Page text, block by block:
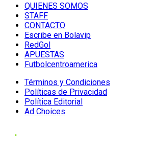
QUIENES SOMOS
STAFF
CONTACTO
Escribe en Bolavip
RedGol
APUESTAS
Futbolcentroamerica
Términos y Condiciones
Políticas de Privacidad
Política Editorial
Ad Choices